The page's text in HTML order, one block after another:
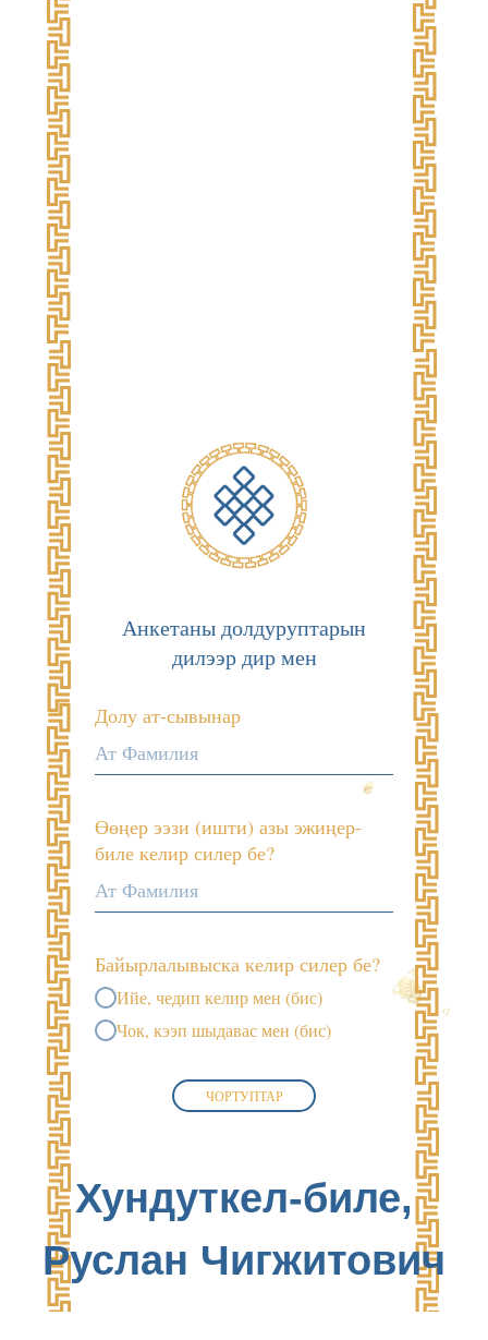
Анкетаны долдуруптарын
дилээр дир мен
Долу ат-сывынар
Өөңер ээзи (ишти) азы эжиңер-
биле келир силер бе?
Байырлалывыска келир силер бе?
Ийе, чедип келир мен (бис)
Чок, кээп шыдавас мен (бис)
ЧОРТУПТАР
Хундуткел-биле,
Руслан Чигжитович